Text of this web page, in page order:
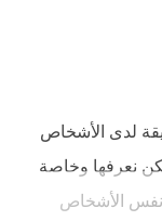
لدى الأشخاص
نعرفها وخاصة
نفس الأشخاص